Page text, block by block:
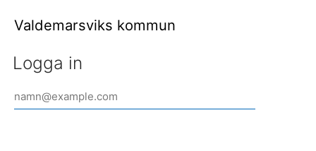
Valdemarsviks kommun
Logga in